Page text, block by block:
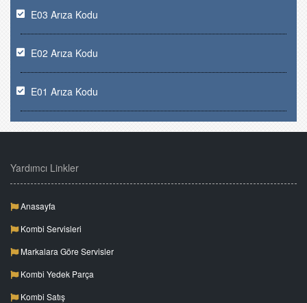
E03 Arıza Kodu
E02 Arıza Kodu
E01 Arıza Kodu
Yardımcı Linkler
Anasayfa
Kombi Servisleri
Markalara Göre Servisler
Kombi Yedek Parça
Kombi Satış